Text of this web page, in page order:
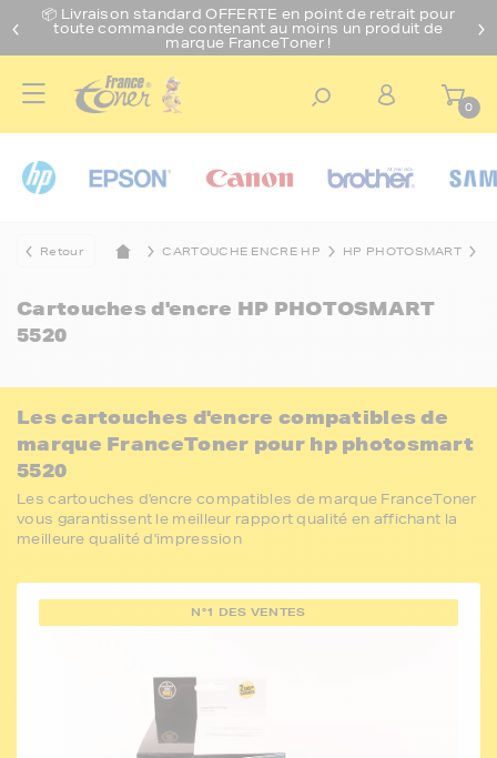
📦 Livraison standard OFFERTE en point de retrait pour
toute commande contenant au moins un produit de
marque FranceToner !
0
Retour CARTOUCHE ENCRE HP HP PHOTOSMART
Cartouches d'encre HP PHOTOSMART
5520
Les cartouches d'encre compatibles de
marque FranceToner pour hp photosmart
5520
Les cartouches d'encre compatibles de marque FranceToner
vous garantissent le meilleur rapport qualité en affichant la
meilleure qualité d'impression
N°1 DES VENTES